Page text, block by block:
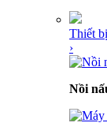
Thiết
›
Nồi